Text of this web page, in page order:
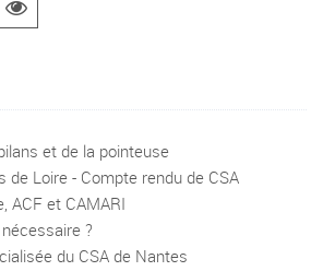
et de la pointeuse
de Loire - Compte rendu de CSA
ACF et CAMARI
?
du CSA de Nantes